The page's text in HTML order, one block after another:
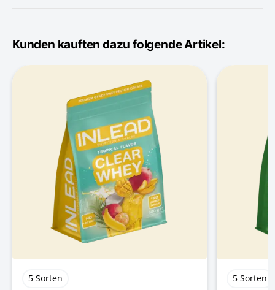
Kunden kauften dazu folgende Artikel:
5 Sorten 5 Sorten